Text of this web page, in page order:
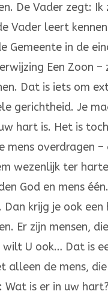
De Vader zegt: Ik
Vader leert
Gemeente in de
Een Zoon –
Dat is iets om
gerichtheid. Je
hart is. Het is
overdragen –
we­zenlijk ter
God en mens
krijg je ook een
Er zijn mensen,
U ook… Dat is
alleen de mens,
is er in uw